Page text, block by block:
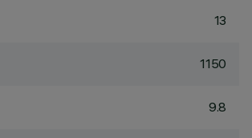
13
1150
9.8